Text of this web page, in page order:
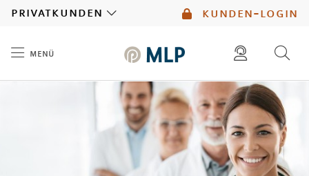
kunden-login
privatkunden
menü
diese website durchsuchen
mlp berater finden